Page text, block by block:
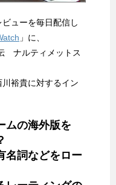
ューを毎日配信し
」に、
ナルティメットス
裕貴に対するイン
ムの海外版を
名詞などをロー